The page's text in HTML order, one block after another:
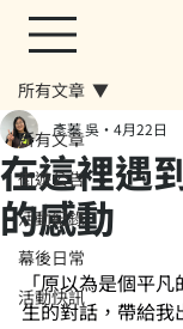
所有文章
街遊公告
活動紀錄
幕後日常
活動快訊
所有文章
在這裡遇
的感動
彥蓁 吳 4月22日
「原以為是個平
生的對話，帶給我